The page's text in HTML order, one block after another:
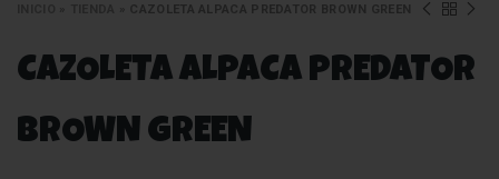
CAZOLETA ALPACA PREDATOR BROWN GREEN
CAZOLETA ALPACA PREDATOR
BROWN GREEN